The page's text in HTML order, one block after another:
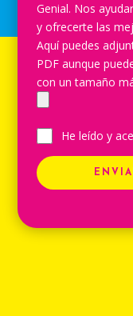
Genial. Nos
y ofrecerte las
Aquí puedes
PDF aunque
con un tamaño
He leído y